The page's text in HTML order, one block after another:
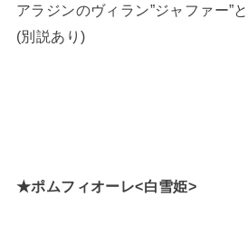
アラジンのヴィラン”ジャファー”
(別説あり)
★ポムフィオーレ<白雪姫>